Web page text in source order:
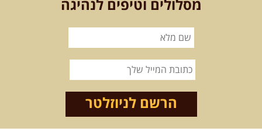
מסעות בעולם
קירגיסטאן – בעקבות הנוודים,
והמרגשות בעולם. קירגיסטאן היא לא ...
מסלולים וטיפים לנהיגה
הרשם לניוזלטר